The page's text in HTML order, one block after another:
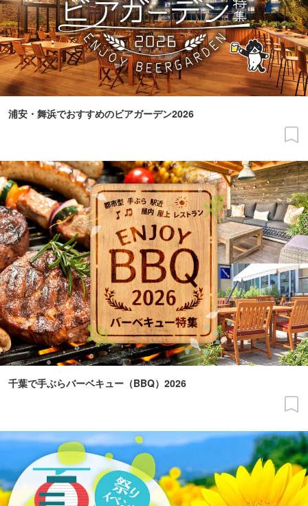
浦安・舞浜でおすすめのビアガーデン2026
千葉で手ぶらバーベキュー（BBQ）2026